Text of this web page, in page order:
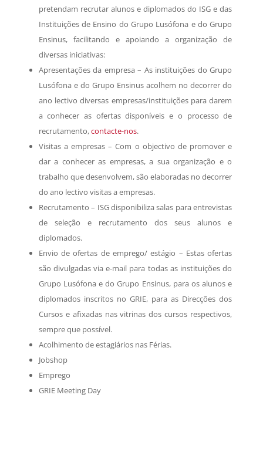
pretendam recrutar alunos e diplomados do ISG e das
Instituições de Ensino do Grupo Lusófona e do Grupo
Ensinus, facilitando e apoiando a organização de
diversas iniciativas:
Apresentações da empresa – As instituições do Grupo
Lusófona e do Grupo Ensinus acolhem no decorrer do
ano lectivo diversas empresas/instituições para darem
a conhecer as ofertas disponíveis e o processo de
recrutamento,contacte-nos.
Visitas a empresas – Com o objectivo de promover e
dar a conhecer as empresas, a sua organização e o
trabalho que desenvolvem, são elaboradas no decorrer
do ano lectivo visitas a empresas.
Recrutamento – ISG disponibiliza salas para entrevistas
de seleção e recrutamento dos seus alunos e
diplomados.
Envio de ofertas de emprego/ estágio – Estas ofertas
são divulgadas via e-mail para todas as instituições do
Grupo Lusófona e do Grupo Ensinus, para os alunos e
diplomados inscritos no GRIE, para as Direcções dos
Cursos e afixadas nas vitrinas dos cursos respectivos,
sempre que possível.
Acolhimento de estagiários nas Férias.
Jobshop
Emprego
GRIE Meeting Day